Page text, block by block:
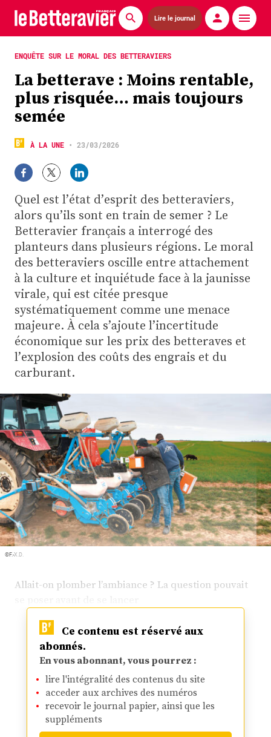
Lire le journal
Actualités
Économie
Agronomie
Matériels
La technique ITB
Pommes de terre
Guides pratiques
Chasse
Plus
Abonnez-vous
ENQUÊTE SUR LE MORAL DES BETTERAVIERS
La betterave : Moins rentable,
plus risquée… mais toujours
semée
À LA UNE • 23/03/2026
Quel est l’état d’esprit des betteraviers,
alors qu’ils sont en train de semer ? Le
Betteravier français a interrogé des
planteurs dans plusieurs régions. Le moral
des betteraviers oscille entre attachement
à la culture et inquiétude face à la jaunisse
virale, qui est citée presque
systématiquement comme une menace
majeure. À cela s’ajoute l’incertitude
économique sur les prix des betteraves et
l’explosion des coûts des engrais et du
carburant.
©F.-X.D.
Allait-on plomber l’ambiance ? La question pouvait
Ce contenu est réservé aux
abonnés.
En vous abonnant, vous pourrez :
lire l'intégralité des contenus du site
acceder aux archives des numéros
recevoir le journal papier, ainsi que les
suppléments